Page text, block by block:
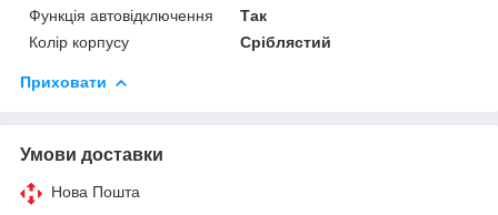
Функція автовідключення
Так
Колір корпусу
Сріблястий
Приховати
Умови доставки
Нова Пошта